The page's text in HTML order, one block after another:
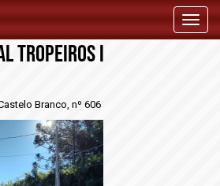
- BAIRRO UVARANAS -
TROPEIROS I
Branco, nº 606